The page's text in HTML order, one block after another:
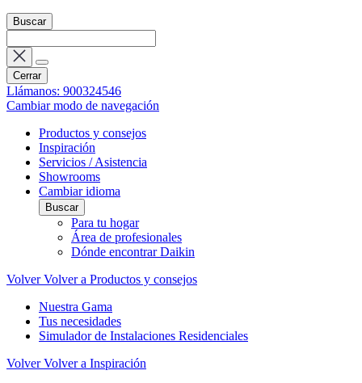
Buscar
Cerrar
Llámanos: 900324546
Cambiar modo de navegación
Productos y consejos
Inspiración
Servicios / Asistencia
Showrooms
Cambiar idioma
Buscar
Para tu hogar
Área de profesionales
Dónde encontrar Daikin
Volver Volver a Productos y consejos
Nuestra Gama
Tus necesidades
Simulador de Instalaciones Residenciales
Volver Volver a Inspiración